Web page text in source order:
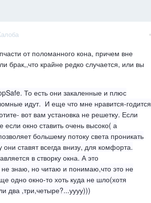
от поломанного кона, причем вне
брак,,что крайне редко случается, или вы
То есть они закаленные и плюс
идут. И еще что мне нравится-годится
вот вам установка не решетку. Если
окно ставить очень высоко( а
большему потоку света проникать
ставят всегда внизу, для комфорта.
в створку окна. А это
знаю, но читаю и понимаю,что это не
одно окно-то хоть куда не шло(хотя
два ,три,четыре?...уууу)))